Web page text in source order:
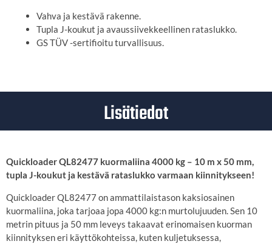
Vahva ja kestävä rakenne.
Tupla J-koukut ja avaussiivekkeellinen rataslukko.
GS TÜV -sertifioitu turvallisuus.
Lisätiedot
Quickloader QL82477 kuormaliina 4000 kg – 10 m x 50 mm,
tupla J-koukut ja kestävä rataslukko varmaan kiinnitykseen!
Quickloader QL82477 on ammattilaistason kaksiosainen
kuormaliina, joka tarjoaa jopa 4000 kg:n murtolujuuden. Sen 10
metrin pituus ja 50 mm leveys takaavat erinomaisen kuorman
kiinnityksen eri käyttökohteissa, kuten kuljetuksessa,